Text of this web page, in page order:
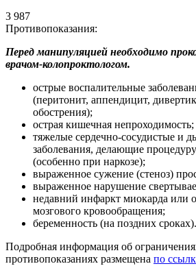
3 987
Противопоказания:
Перед манипуляцией необходимо
врачом-колопроктологом.
острые воспалительные
(перитонит, аппендицит,
обострения);
острая кишечная непроходимость;
тяжелые сердечно-сосудистые и
заболевания, делающие
(особенно при наркозе);
выраженное сужение (стеноз)
выраженное нарушение
недавний инфаркт миокарда или
мозгового кровообращения;
беременность (на поздних сроках).
Подробная информация об
противопоказаниях размещена по